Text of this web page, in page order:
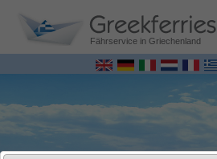
Fährservice in Griechenland